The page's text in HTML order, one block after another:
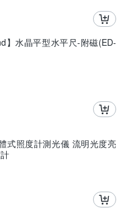
】水晶平型水平尺-附磁(ED-
式照度計測光儀 流明光度亮